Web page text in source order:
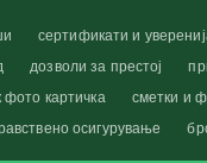
сертификати и
дозволи за престој
картичка сметки и
осигурување